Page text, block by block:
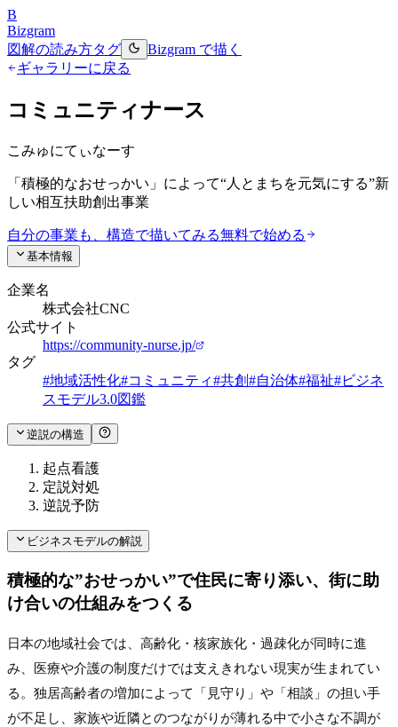
B
Bizgram
図解の読み方タグ
Bizgram で描く
ギャラリーに戻る
コミュニティナース
こみゅにてぃなーす
「積極的なおせっかい」によって“人とまちを元気にする”新
しい相互扶助創出事業
自分の事業も、構造で描いてみる無料で始める
基本情報
企業名
株式会社CNC
公式サイト
https://community-nurse.jp/
タグ
#地域活性化#コミュニティ#共創#自治体#福祉#ビジネ
スモデル3.0図鑑
逆説の構造
起点看護
定説対処
逆説予防
ビジネスモデルの解説
積極的な”おせっかい”で住民に寄り添い、街に助
け合いの仕組みをつくる
日本の地域社会では、高齢化・核家族化・過疎化が同時に進
み、医療や介護の制度だけでは支えきれない現実が生まれてい
る。独居高齢者の増加によって「見守り」や「相談」の担い手
が不足し、家族や近隣とのつながりが薄れる中で小さな不調が